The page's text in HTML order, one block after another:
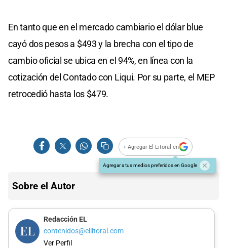
En tanto que en el mercado cambiario el dólar blue
cayó dos pesos a $493 y la brecha con el tipo de
cambio oficial se ubica en el 94%, en línea con la
cotización del Contado con Liqui. Por su parte, el MEP
retrocedió hasta los $479.
+ Agregar El Litoral en
Agregar a tus medios preferidos en Google
Sobre el Autor
Redacción EL
contenidos@ellitoral.com
Ver Perfil